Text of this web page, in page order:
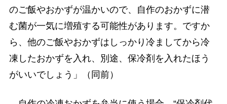
のご飯やおかずが温かいので、自作のおかずに潜
む菌が一気に増殖する可能性があります。ですか
ら、他のご飯やおかずはしっかり冷ましてから冷
凍したおかずを入れ、別途、保冷剤を入れたほう
がいいでしょう」（同前）